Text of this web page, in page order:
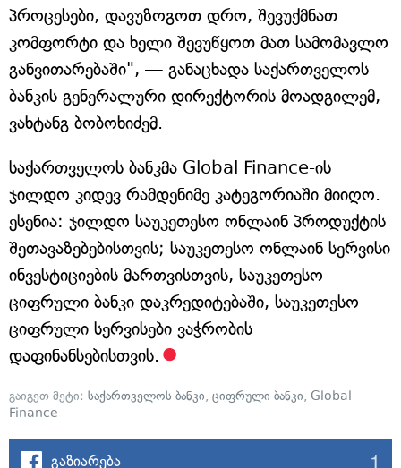
პროცესები, დავუზოგოთ დრო, შევუქმნათ
კომფორტი და ხელი შევუწყოთ მათ სამომავლო
განვითარებაში", — განაცხადა საქართველოს
ბანკის გენერალური დირექტორის მოადგილემ,
ვახტანგ ბობოხიძემ.
საქართველოს ბანკმა Global Finance-ის
ჯილდო კიდევ რამდენიმე კატეგორიაში მიიღო.
ესენია: ჯილდო საუკეთესო ონლაინ პროდუქტის
შეთავაზებებისთვის; საუკეთესო ონლაინ სერვისი
ინვესტიციების მართვისთვის, საუკეთესო
ციფრული ბანკი დაკრედიტებაში, საუკეთესო
ციფრული სერვისები ვაჭრობის
დაფინანსებისთვის.
გაიგეთ მეტი: საქართველოს ბანკი, ციფრული ბანკი, Global
Finance
გაზიარება 1